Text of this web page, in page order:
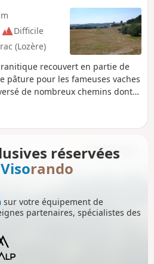
Difficile
(Lozère)
recouvert en partie de
pâture pour les fameuses vaches
de nombreux chemins dont
départ du Puy-en-Velay. Ce
en cinq jours permet d'en
Aubrac, Prinsuéjols, les
Aubrac, et Nasbinals.
réservées
Visorando
sur votre équipement de
partenaires, spécialistes des